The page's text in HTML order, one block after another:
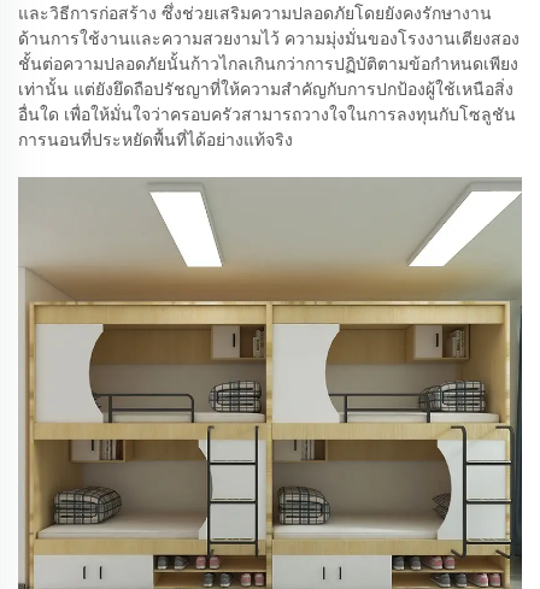
และวิธีการก่อสร้าง ซึ่งช่วยเสริมความปลอดภัยโดยยังคงรักษางาน
ด้านการใช้งานและความสวยงามไว้ ความมุ่งมั่นของโรงงานเตียงสอง
ชั้นต่อความปลอดภัยนั้นก้าวไกลเกินกว่าการปฏิบัติตามข้อกำหนดเพียง
เท่านั้น แต่ยังยึดถือปรัชญาที่ให้ความสำคัญกับการปกป้องผู้ใช้เหนือสิ่ง
อื่นใด เพื่อให้มั่นใจว่าครอบครัวสามารถวางใจในการลงทุนกับโซลูชัน
การนอนที่ประหยัดพื้นที่ได้อย่างแท้จริง